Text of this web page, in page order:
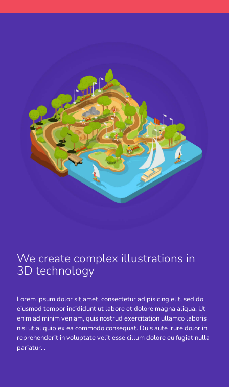
We create complex illustrations in
3D technology
Lorem ipsum dolor sit amet, consectetur adipisicing elit, sed do
eiusmod tempor incididunt ut labore et dolore magna aliqua. Ut
enim ad minim veniam, quis nostrud exercitation ullamco laboris
nisi ut aliquip ex ea commodo consequat. Duis aute irure dolor in
reprehenderit in voluptate velit esse cillum dolore eu fugiat nulla
pariatur. .